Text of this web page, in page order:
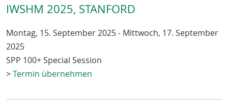
IWSHM 2025, STANFORD
Montag, 15. September 2025 - Mittwoch, 17. September
2025
SPP 100+ Special Session
>Termin übernehmen